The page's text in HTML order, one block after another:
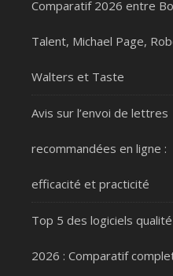
Comparatif 2026 entre
Talent, Michael Page,
Walters et Taste
Avis sur l’envoi de lettres
recommandées en ligne :
efficacité et practicité
Top 5 des logiciels
2026 : Comparatif